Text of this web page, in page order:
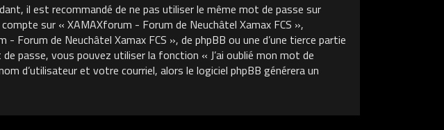
il est recommandé de ne pas utiliser le même mot de passe sur
sur « XAMAXforum - Forum de Neuchâtel Xamax FCS »,
de Neuchâtel Xamax FCS », de phpBB ou une d’une tierce partie
passe, vous pouvez utiliser la fonction « J’ai oublié mon mot de
d’utilisateur et votre courriel, alors le logiciel phpBB générera un